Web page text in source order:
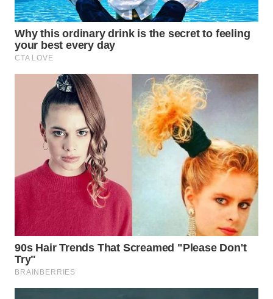
SOLO
WN
BOROBUDUR
MADURA
WN
SURABAYA
WN
NATUNA
WN
BINTAN
MANDALIKA